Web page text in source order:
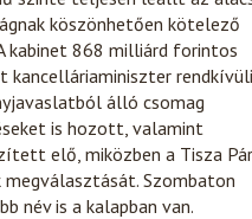
köszönhetően kötelező
kabinet 868 milliárd forintos
rendkívüli
álló csomag
is hozott, valamint
elő, miközben a Tisza
Szombaton
név is a kalapban van.